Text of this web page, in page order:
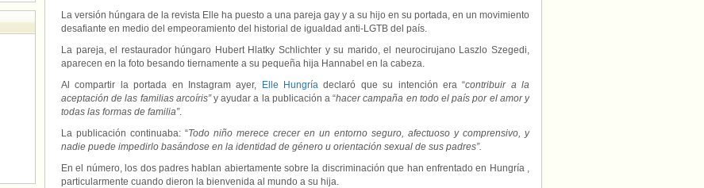
La versión húngara de la revista Elle ha puesto a una pareja gay y a su hijo en su portada, en un movimiento
desafiante en medio del empeoramiento del historial de igualdad anti-LGTB del país.
La pareja, el restaurador húngaro Hubert Hlatky Schlichter y su marido, el neurocirujano Laszlo Szegedi,
aparecen en la foto besando tiernamente a su pequeña hija Hannabel en la cabeza.
Al compartir la portada en Instagram ayer,
Elle Hungría declaró que su intención era “contribuir a la
aceptación de las familias arcoíris”y ayudar a la publicación a “hacer campaña en todo el país por el amor y
todas las formas de familia”.
La publicación continuaba: “Todo niño merece crecer en un entorno seguro, afectuoso y comprensivo, y
nadie puede impedirlo basándose en la identidad de género u orientación sexual de sus padres”.
En el número, los dos padres hablan abiertamente sobre la discriminación que han enfrentado en Hungría ,
particularmente cuando dieron la bienvenida al mundo a su hija.